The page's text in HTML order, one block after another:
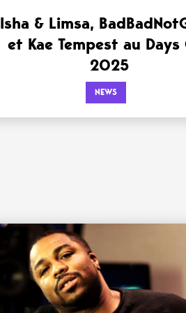
Isha & Limsa,
et Kae Tempest au
2025
NEWS